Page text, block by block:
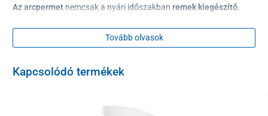
Az arcpermet nemcsak a nyári időszakban remek kiegészítő,
lépéseként is használható, mindig puhává és nyugodttá téve a
bőrt.
A ClearO2 Oxygen Mist revitalizáló spray
bőrtípushoz, ésgyermekek számára
Tovább olvasok
Kapcsolódó termékek